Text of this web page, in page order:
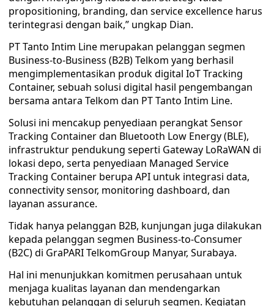
propositioning, branding, dan service excellence harus
terintegrasi dengan baik,” ungkap Dian.
PT Tanto Intim Line merupakan pelanggan segmen
Business-to-Business (B2B) Telkom yang berhasil
mengimplementasikan produk digital IoT Tracking
Container, sebuah solusi digital hasil pengembangan
bersama antara Telkom dan PT Tanto Intim Line.
Solusi ini mencakup penyediaan perangkat Sensor
Tracking Container dan Bluetooth Low Energy (BLE),
infrastruktur pendukung seperti Gateway LoRaWAN di
lokasi depo, serta penyediaan Managed Service
Tracking Container berupa API untuk integrasi data,
connectivity sensor, monitoring dashboard, dan
layanan assurance.
Tidak hanya pelanggan B2B, kunjungan juga dilakukan
kepada pelanggan segmen Business-to-Consumer
(B2C) di GraPARI TelkomGroup Manyar, Surabaya.
Hal ini menunjukkan komitmen perusahaan untuk
menjaga kualitas layanan dan mendengarkan
kebutuhan pelanggan di seluruh segmen. Kegiatan